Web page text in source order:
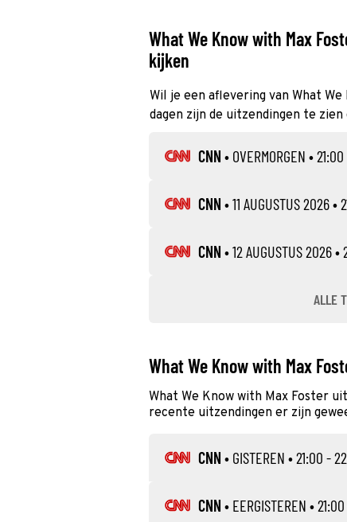
What We Know with Max
kijken
Wil je een aflevering van What
dagen zijn de uitzendingen te zien
CNN • OVERMORGEN •
CNN •11 AUGUSTUS 2026•
CNN •12 AUGUSTUS 2026•
ALLE
What We Know with Max
What We Know with Max Foster
recente uitzendingen er zijn
CNN • GISTEREN • 21:00 -
CNN • EERGISTEREN •